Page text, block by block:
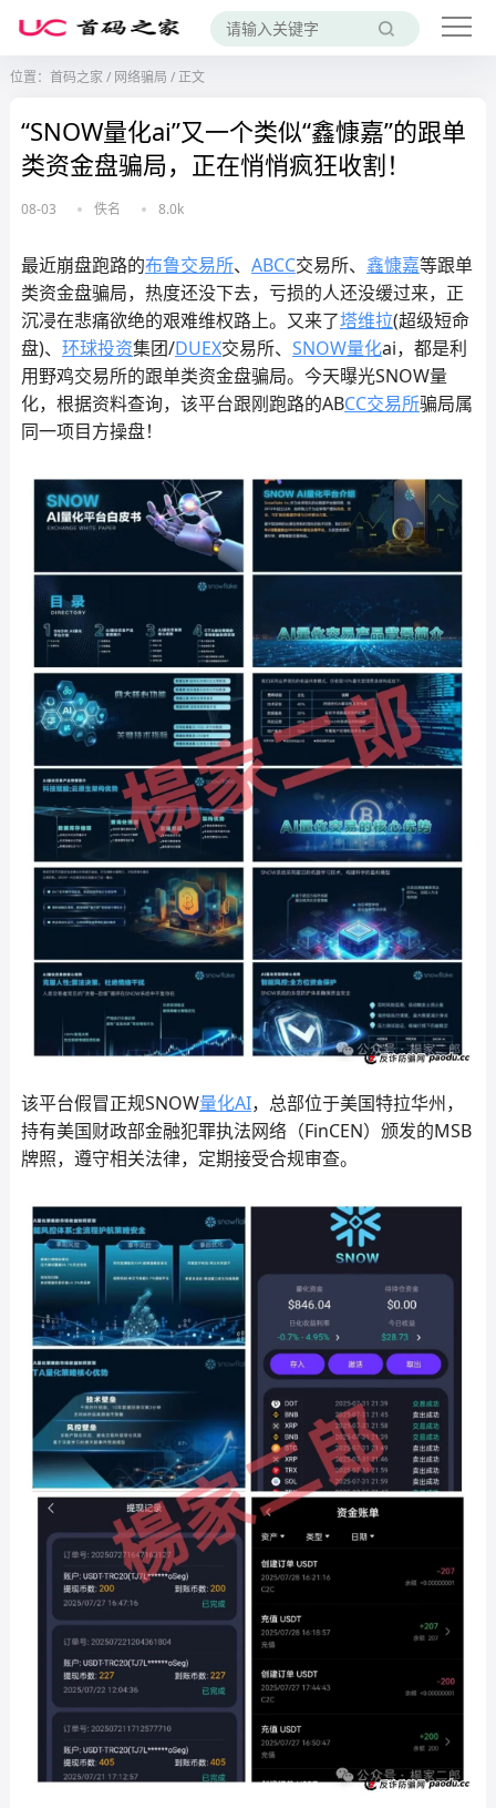
位置： 首码之家 / 网络骗局 /正文
“SNOW量化ai”又一个类似“鑫慷嘉”的跟单
类资金盘骗局，正在悄悄疯狂收割！
08-03 佚名 8.0k
最近崩盘跑路的布鲁交易所、 ABCC交易所、 鑫慷嘉等跟单
类资金盘骗局，热度还没下去，亏损的人还没缓过来，正
沉㓎在悲痛欲绝的艰难维权路上。又来了塔维拉(超级短命
盘)、 环球投资集团/DUEX交易所、 SNOW量化ai，都是利
用野鸡交易所的跟单类资金盘骗局。今天曝光SNOW量
化，根据资料查询，该平台跟刚跑路的ABCC交易所骗局属
同一项目方操盘！
该平台假冒正规SNOW量化AI，总部位于美国特拉华州，
持有美国财政部金融犯罪执法网络（FinCEN）颁发的MSB
牌照，遵守相关法律，定期接受合规审查。